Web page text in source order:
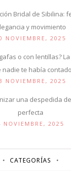
Bridal de Sibilina:
y movimiento
NOVIEMBRE, 2025
o con lentillas?
nadie te había contado
NOVIEMBRE, 2025
una despedida
perfecta
NOVIEMBRE, 2025
CATEGORÍAS